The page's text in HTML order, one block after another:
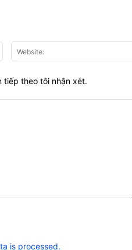
Email:*
tiếp theo tôi nhận xét.
is processed.